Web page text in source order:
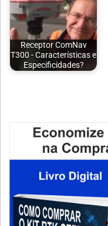
Receptor ComNav
T300 - Características e
Especificidades?